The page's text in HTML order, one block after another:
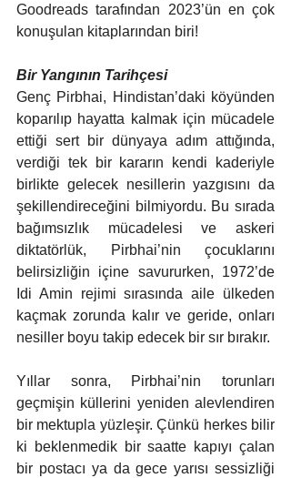
Goodreads tarafından 2023’ün en çok
konuşulan kitaplarından biri!
Bir Yangının Tarihçesi
Genç Pirbhai, Hindistan’daki köyünden
koparılıp hayatta kalmak için mücadele
ettiği sert bir dünyaya adım attığında,
verdiği tek bir kararın kendi kaderiyle
birlikte gelecek nesillerin yazgısını da
şekillendireceğini bilmiyordu. Bu sırada
bağımsızlık mücadelesi ve askeri
diktatörlük, Pirbhai’nin çocuklarını
belirsizliğin içine savururken, 1972’de
Idi Amin rejimi sırasında aile ülkeden
kaçmak zorunda kalır ve geride, onları
nesiller boyu takip edecek bir sır bırakır.
Yıllar sonra, Pirbhai’nin torunları
geçmişin küllerini yeniden alevlendiren
bir mektupla yüzleşir. Çünkü herkes bilir
ki beklenmedik bir saatte kapıyı çalan
bir postacı ya da gece yarısı sessizliği